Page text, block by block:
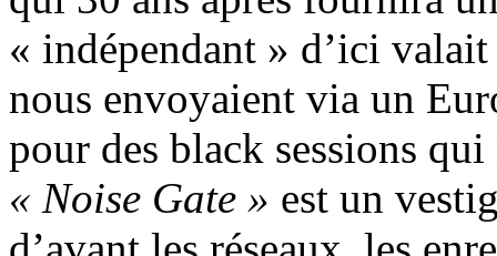
« indépendant » d’ici
nous envoyaient via un
pour des black sessions
« Noise Gate » est un